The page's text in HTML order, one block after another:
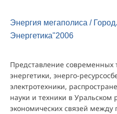
Энергия мегаполиса /
Энергетика"2006
Представление современных
энергетики, энерго-
электротехники,
науки и техники в Уральском
экономических связей